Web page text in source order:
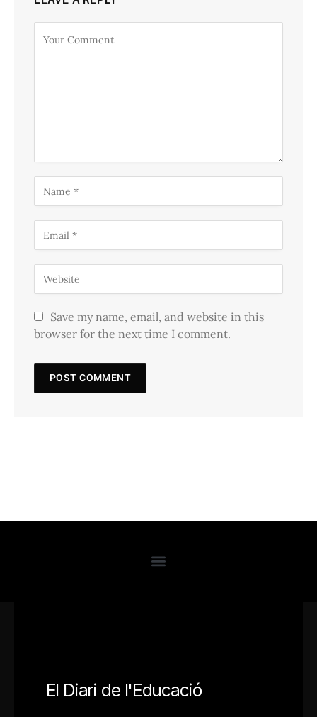
Save my name, email, and website in this
browser for the next time I comment.